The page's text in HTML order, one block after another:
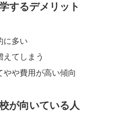
するデメリット
に多い
えてしまう
やや費用が高い傾向
が向いている人